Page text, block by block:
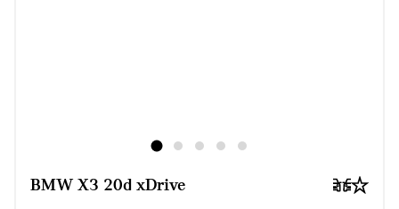
BMW X3 20d xDrive